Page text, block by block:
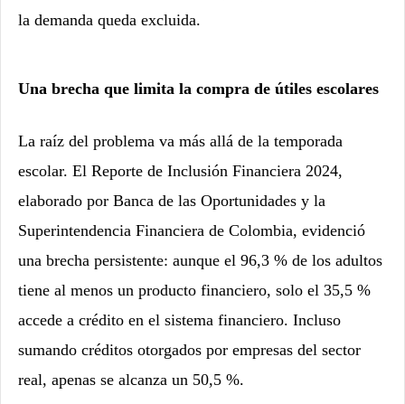
la demanda queda excluida.
Una brecha que limita la compra de útiles escolares
La raíz del problema va más allá de la temporada
escolar. El Reporte de Inclusión Financiera 2024,
elaborado por Banca de las Oportunidades y la
Superintendencia Financiera de Colombia, evidenció
una brecha persistente: aunque el 96,3 % de los adultos
tiene al menos un producto financiero, solo el 35,5 %
accede a crédito en el sistema financiero. Incluso
sumando créditos otorgados por empresas del sector
real, apenas se alcanza un 50,5 %.